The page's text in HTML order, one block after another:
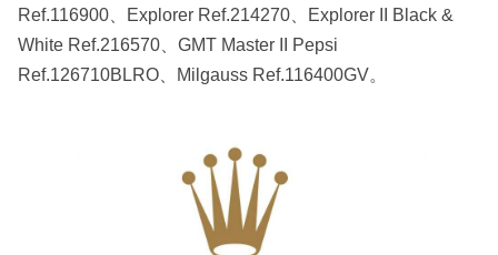
Ref.116900、Explorer Ref.214270、Explorer II Black &
White Ref.216570、GMT Master II Pepsi
Ref.126710BLRO、Milgauss Ref.116400GV。